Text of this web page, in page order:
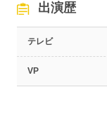
出演歴
テレビ
VP